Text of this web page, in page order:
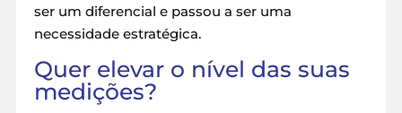
ser um diferencial e passou a ser uma
necessidade estratégica.
Quer elevar o nível das suas
medições?